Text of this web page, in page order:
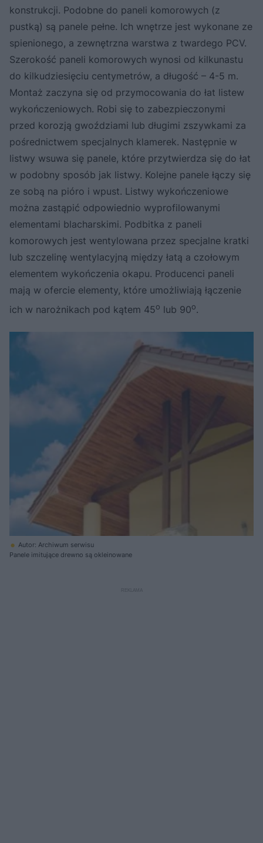
konstrukcji. Podobne do paneli komorowych (z
pustką) są panele pełne. Ich wnętrze jest wykonane ze
spienionego, a zewnętrzna warstwa z twardego PCV.
Szerokość paneli komorowych wynosi od kilkunastu
do kilkudziesięciu centymetrów, a długość – 4-5 m.
Montaż zaczyna się od przymocowania do łat listew
wykończeniowych. Robi się to zabezpieczonymi
przed korozją gwoździami lub długimi zszywkami za
pośrednictwem specjalnych klamerek. Następnie w
listwy wsuwa się panele, które przytwierdza się do łat
w podobny sposób jak listwy. Kolejne panele łączy się
ze sobą na pióro i wpust. Listwy wykończeniowe
można zastąpić odpowiednio wyprofilowanymi
elementami blacharskimi. Podbitka z paneli
komorowych jest wentylowana przez specjalne kratki
lub szczelinę wentylacyjną między łatą a czołowym
elementem wykończenia okapu. Producenci paneli
mają w ofercie elementy, które umożliwiają łączenie
ich w narożnikach pod kątem 45o lub 90o.
Autor: Archiwum serwisu
Panele imitujące drewno są okleinowane